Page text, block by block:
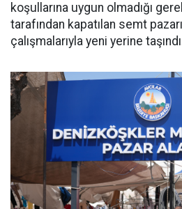
koşullarına uygun olmadığı
tarafından kapatılan semt
çalışmalarıyla yeni yerine